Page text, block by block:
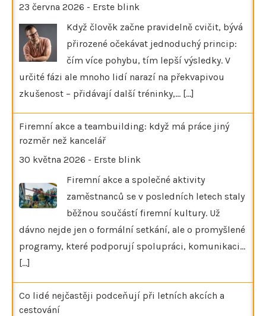
23 června 2026 - Erste blink
Když člověk začne pravidelně cvičit, bývá
přirozené očekávat jednoduchý princip:
čím více pohybu, tím lepší výsledky. V
určité fázi ale mnoho lidí narazí na překvapivou
zkušenost – přidávají další tréninky,… [...]
Firemní akce a teambuilding: když má práce jiný
rozměr než kancelář
30 května 2026 - Erste blink
Firemní akce a společné aktivity
zaměstnanců se v posledních letech staly
běžnou součástí firemní kultury. Už
dávno nejde jen o formální setkání, ale o promyšlené
programy, které podporují spolupráci, komunikaci…
[...]
Co lidé nejčastěji podceňují při letních akcích a
cestování